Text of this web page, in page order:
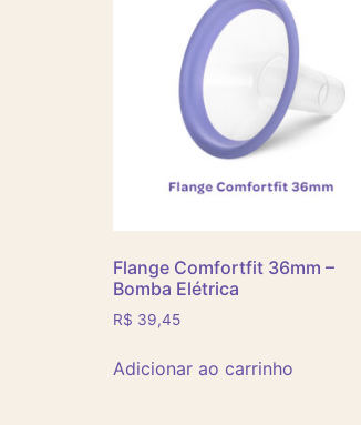
Flange Comfortfit 36mm –
Bomba Elétrica
R$ 39,45
Adicionar ao carrinho